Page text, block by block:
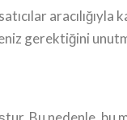
aracılığıyla
gerektiğini